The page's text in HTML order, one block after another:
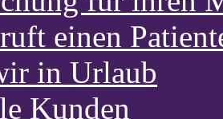
einen
in Urlaub
Kunden